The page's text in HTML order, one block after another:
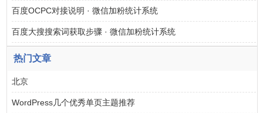
百度OCPC对接说明 · 微信加粉统计系统
百度大搜搜索词获取步骤 · 微信加粉统计系统
热门文章
北京
WordPress几个优秀单页主题推荐